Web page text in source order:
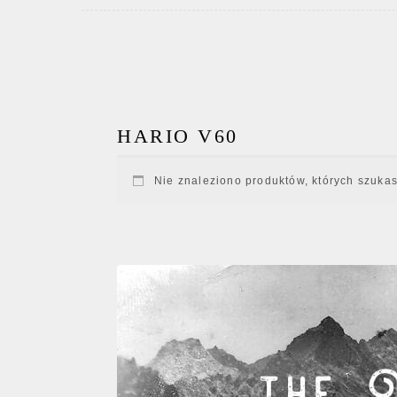
HARIO V60
Nie znaleziono produktów, których